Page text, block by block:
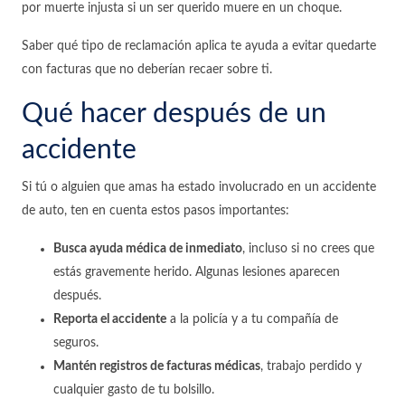
por muerte injusta si un ser querido muere en un choque.
Saber qué tipo de reclamación aplica te ayuda a evitar quedarte
con facturas que no deberían recaer sobre ti.
Qué hacer después de un
accidente
Si tú o alguien que amas ha estado involucrado en un accidente
de auto, ten en cuenta estos pasos importantes:
Busca ayuda médica de inmediato, incluso si no crees que
estás gravemente herido. Algunas lesiones aparecen
después.
Reporta el accidente a la policía y a tu compañía de
seguros.
Mantén registros de facturas médicas, trabajo perdido y
cualquier gasto de tu bolsillo.